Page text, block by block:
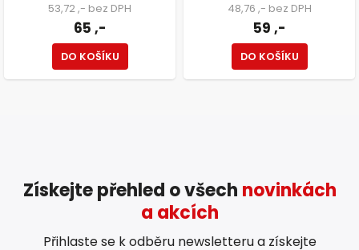
53,72 ,- bez DPH
65 ,-
DO KOŠÍKU
48,76 ,- bez DPH
59 ,-
DO KOŠÍKU
Získejte přehled o všech novinkách
a akcích
Přihlaste se k odběru newsletteru a získejte